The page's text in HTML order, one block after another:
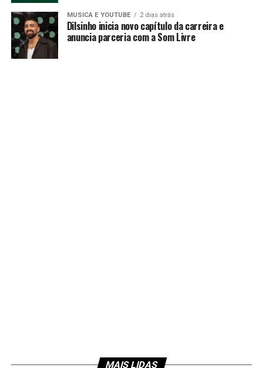
MUSICA E YOUTUBE 2 dias atrás
Dilsinho inicia novo capítulo da carreira e
anuncia parceria com a Som Livre
MAIS LIDAS